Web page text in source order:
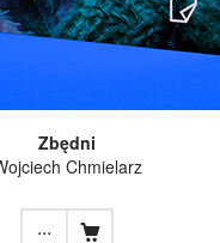
Zbędni
Chmielarz
...